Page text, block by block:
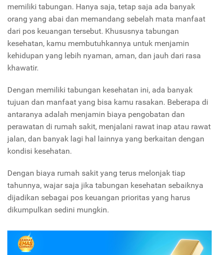
memiliki tabungan. Hanya saja, tetap saja ada banyak
orang yang abai dan memandang sebelah mata manfaat
dari pos keuangan tersebut. Khususnya tabungan
kesehatan, kamu membutuhkannya untuk menjamin
kehidupan yang lebih nyaman, aman, dan jauh dari rasa
khawatir.
Dengan memiliki tabungan kesehatan ini, ada banyak
tujuan dan manfaat yang bisa kamu rasakan. Beberapa di
antaranya adalah menjamin biaya pengobatan dan
perawatan di rumah sakit, menjalani rawat inap atau rawat
jalan, dan banyak lagi hal lainnya yang berkaitan dengan
kondisi kesehatan.
Dengan biaya rumah sakit yang terus melonjak tiap
tahunnya, wajar saja jika tabungan kesehatan sebaiknya
dijadikan sebagai pos keuangan prioritas yang harus
dikumpulkan sedini mungkin.